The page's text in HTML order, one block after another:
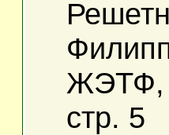
ЖЭТФ,
стр. 5